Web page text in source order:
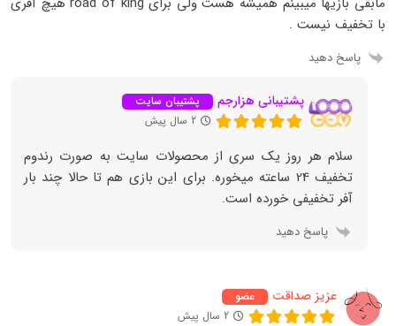
با تخفیف نیست ‌.
پاسخ دهید
پشتیبانی هزارجم
پشتیبان سایت
2 سال پیش
سلام هر روز یک سری از محصولات سایت به صورت رندوم
تخفیف 24 ساعته میخوره. برای این بازی هم تا حالا چند بار
آفر تخفیفی خورده است.
پاسخ دهید
عزیز صداقت
عضو
2 سال پیش